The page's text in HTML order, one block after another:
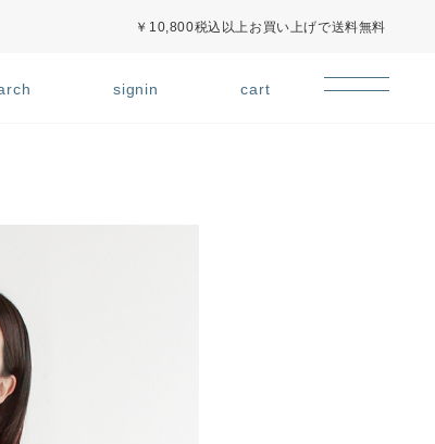
￥10,800税込以上お買い上げで送料無料
signin cart